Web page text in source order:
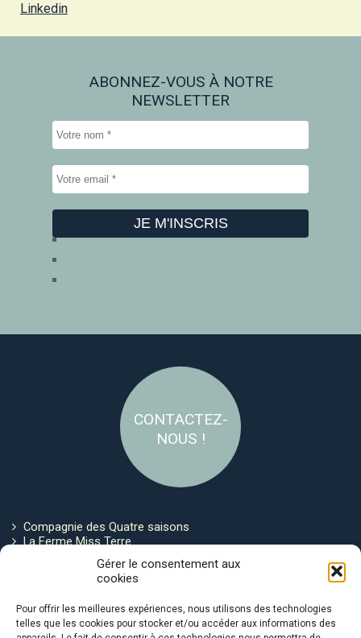
Gérer le consentement aux
cookies
Pour offrir les meilleures expériences, nous utilisons des technologies
telles que les cookies pour stocker et/ou accéder aux informations des
Linkedin
ABONNEZ-VOUS À NOTRE
NEWSLETTER
CONTACTEZ-
NOUS !
Compagnie des Quatre saisons
La Ferme Miss Terre
Politique de cookies